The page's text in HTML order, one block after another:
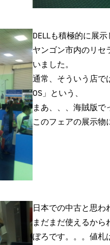
DELLも積極的に展示
ヤンゴン市内のリセ
いました。
通常、そういう店で
OS」という、
まあ、、、海賊版で
このフェアの展示物
日本での中古と思わ
まだまだ使えるから
ぼろです。。。値札